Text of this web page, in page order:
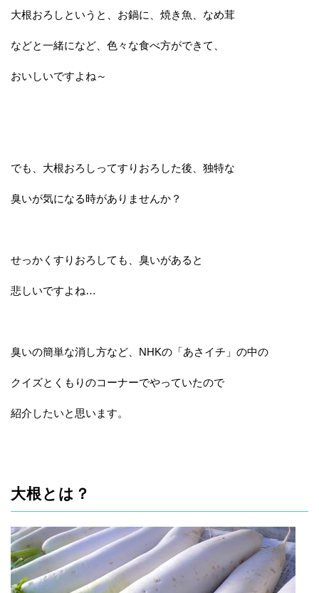
大根おろしというと、お鍋に、焼き魚、なめ茸
などと一緒になど、色々な食べ方ができて、
おいしいですよね～
でも、大根おろしってすりおろした後、独特な
臭いが気になる時がありませんか？
せっかくすりおろしても、臭いがあると
悲しいですよね…
臭いの簡単な消し方など、NHKの「あさイチ」の中の
クイズとくもりのコーナーでやっていたので
紹介したいと思います。
大根とは？